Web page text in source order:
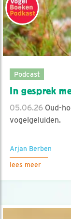
Podcast
In gesprek
05.06.26 Oud-
vogelgeluiden.
Arjan Berben
lees meer